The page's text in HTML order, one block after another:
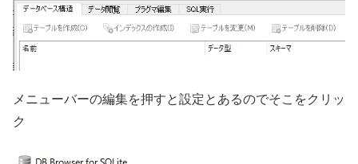
メニューバーの編集を押すと設定とあるのでそこをクリッ
ク